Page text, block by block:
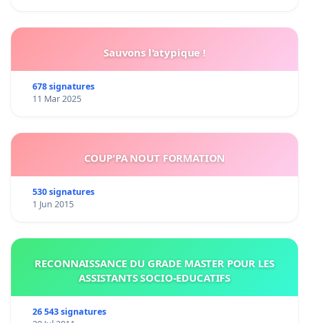
Sauvons l'atypique !
678 signatures
11 Mar 2025
COUP'PA NOUT FORMATION
530 signatures
1 Jun 2015
RECONNAISSANCE DU GRADE MASTER POUR LES
ASSISTANTS SOCIO-EDUCATIFS
26 543 signatures